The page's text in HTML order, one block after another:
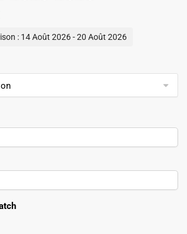
prix
: 14 Août 2026 - 20 Août 2026